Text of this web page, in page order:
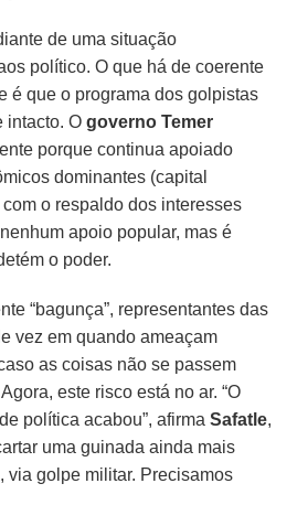
de uma situação
político. O que há de coerente
é que o programa dos golpistas
intacto. Ogoverno Temer
porque continua apoiado
dominantes (capital
o respaldo dos interesses
apoio popular, mas é
o poder.
“bagunça”, representantes das
vez em quando ameaçam
as coisas não se passem
este risco está no ar. “O
política acabou”, afirmaSafatle,
uma guinada ainda mais
via golpe militar. Precisamos